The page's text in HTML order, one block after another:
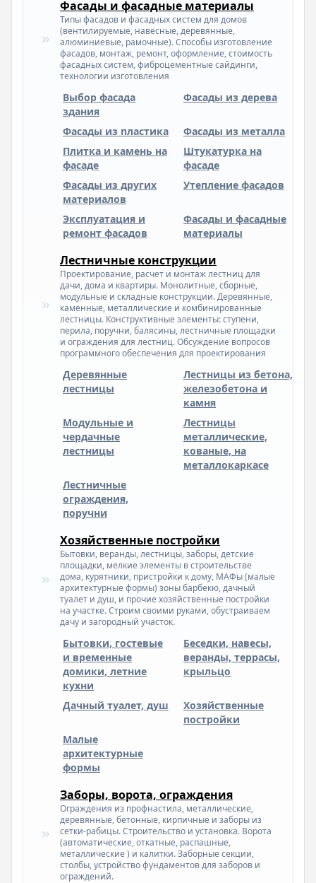
Фасады и фасадные материалы
Типы фасадов и фасадных систем для домов
(вентилируемые, навесные, деревянные,
алюминиевые, рамочные). Способы изготовление
фасадов, монтаж, ремонт, оформление, стоимость
фасадных систем, фиброцементные сайдинги,
технологии изготовления
Выбор фасада
здания
Фасады из дерева
Фасады из пластика
Фасады из металла
Плитка и камень на
фасаде
Штукатурка на
фасаде
Фасады из других
материалов
Утепление фасадов
Эксплуатация и
ремонт фасадов
Фасады и фасадные
материалы
Лестничные конструкции
Проектирование, расчет и монтаж лестниц для
дачи, дома и квартиры. Монолитные, сборные,
модульные и складные конструкции. Деревянные,
каменные, металлические и комбинированные
лестницы. Конструктивные элементы: ступени,
перила, поручни, балясины, лестничные площадки
и ограждения для лестниц. Обсуждение вопросов
программного обеспечения для проектирования
Деревянные
лестницы
Лестницы из бетона,
железобетона и
камня
Модульные и
чердачные
лестницы
Лестницы
металлические,
кованые, на
металлокаркасе
Лестничные
ограждения,
поручни
Хозяйственные постройки
Бытовки, веранды, лестницы, заборы, детские
площадки, мелкие элементы в строительстве
дома, курятники, пристройки к дому, МАФы (малые
архитектурные формы) зоны барбекю, дачный
туалет и душ, и прочие хозяйственные постройки
на участке. Строим своими руками, обустраиваем
дачу и загородный участок.
Бытовки, гостевые
и временные
домики, летние
кухни
Беседки, навесы,
веранды, террасы,
крыльцо
Дачный туалет, душ
Хозяйственные
постройки
Малые
архитектурные
формы
Заборы, ворота, ограждения
Ограждения из профнастила, металлические,
деревянные, бетонные, кирпичные и заборы из
сетки-рабицы. Строительство и установка. Ворота
(автоматические, откатные, распашные,
металлические ) и калитки. Заборные секции,
столбы, устройство фундаментов для заборов и
ограждений.